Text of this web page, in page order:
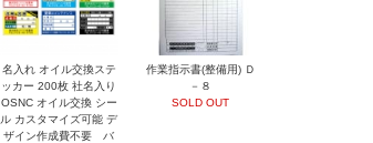
名入れ オイル交換ステ
ッカー 200枚 社名入り
OSNC オイル交換 シー
ル カスタマイズ可能 デ
ザイン作成費不要 バ
作業指示書(整備用) Ｄ
－８
SOLD OUT